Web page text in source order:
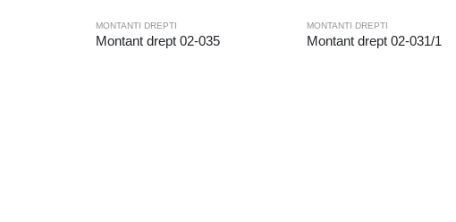
MONTANTI DREPTI
Montant drept 02-035
MONTANTI DREPTI
Montant drept 02-031/1